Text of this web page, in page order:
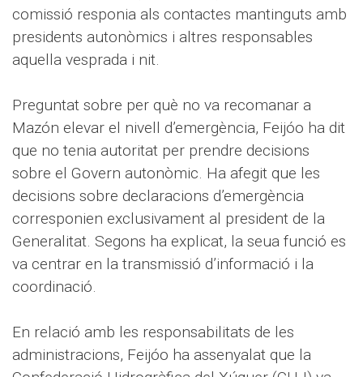
comissió responia als contactes mantinguts amb
presidents autonòmics i altres responsables
aquella vesprada i nit.
Preguntat sobre per què no va recomanar a
Mazón elevar el nivell d’emergència, Feijóo ha dit
que no tenia autoritat per prendre decisions
sobre el Govern autonòmic. Ha afegit que les
decisions sobre declaracions d’emergència
corresponien exclusivament al president de la
Generalitat. Segons ha explicat, la seua funció es
va centrar en la transmissió d’informació i la
coordinació.
En relació amb les responsabilitats de les
administracions, Feijóo ha assenyalat que la